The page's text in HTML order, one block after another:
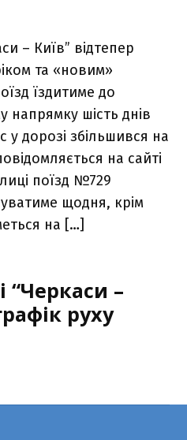
– Київ” відтепер
та «новим»
їздитиме до
напрямку шість днів
дорозі збільшився на
на сайті
поїзд №729
щодня, крім
на […]
“Черкаси –
руху